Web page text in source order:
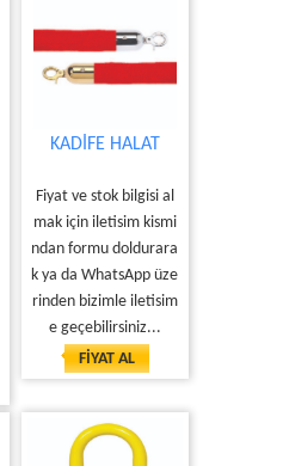
KADİFE HALAT
Fiyat ve stok bilgisi al
mak için iletisim kismi
ndan formu doldurara
k ya da WhatsApp üze
rinden bizimle iletisim
e geçebilirsiniz...
FİYAT AL